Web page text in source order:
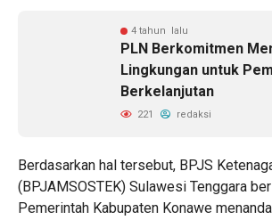
4 tahun lalu
PLN Berkomitmen
Lingkungan untuk
Berkelanjutan
221 redaksi
Berdasarkan hal tersebut, BPJS
(BPJAMSOSTEK) Sulawesi Tenggara
Pemerintah Kabupaten Konawe